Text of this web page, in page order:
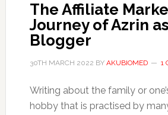
Malaysia
(2022)
The Affiliate
Journey of Azrin
Blogger
30TH MARCH 2022 BY AKUBIOMED 1
Writing about the family or
hobby that is practised by